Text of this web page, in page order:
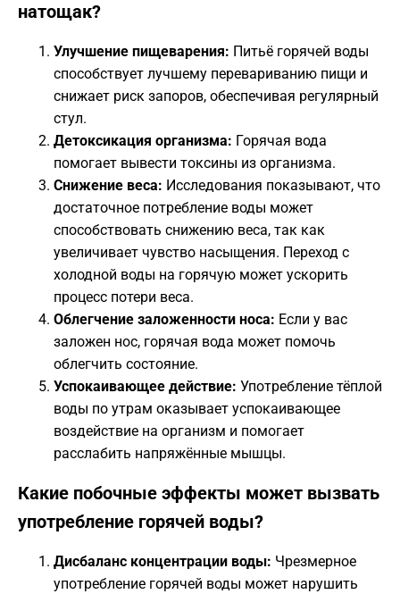
натощак?
Улучшение пищеварения: Питьё горячей воды
способствует лучшему перевариванию пищи и
снижает риск запоров, обеспечивая регулярный
стул.
Детоксикация организма: Горячая вода
помогает вывести токсины из организма.
Снижение веса: Исследования показывают, что
достаточное потребление воды может
способствовать снижению веса, так как
увеличивает чувство насыщения. Переход с
холодной воды на горячую может ускорить
процесс потери веса.
Облегчение заложенности носа: Если у вас
заложен нос, горячая вода может помочь
облегчить состояние.
Успокаивающее действие: Употребление тёплой
воды по утрам оказывает успокаивающее
воздействие на организм и помогает
расслабить напряжённые мышцы.
Какие побочные эффекты может вызвать
употребление горячей воды?
Дисбаланс концентрации воды: Чрезмерное
употребление горячей воды может нарушить